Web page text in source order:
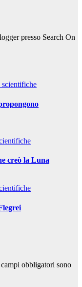
presso Search On
creò la Luna
obbligatori sono